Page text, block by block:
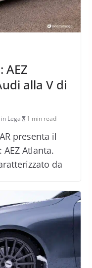
AEZ
alla V di
Lega 1 min read
presenta il
Atlanta.
da